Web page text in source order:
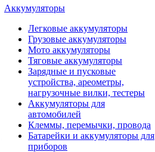
Аккумуляторы
Легковые аккумуляторы
Грузовые аккумуляторы
Мото аккумуляторы
Тяговые аккумуляторы
Зарядные и пусковые
устройства, ареометры,
нагрузочные вилки, тестеры
Аккумуляторы для
автомобилей
Клеммы, перемычки, провода
Батарейки и аккумуляторы для
приборов